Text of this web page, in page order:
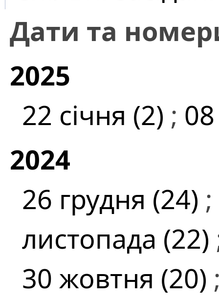
Дати та
2025
22 січня (2) ;
2024
26 грудня (24) ;
листопада (22)
30 жовтня (20)